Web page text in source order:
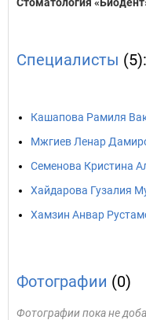
Специалисты (5):
Кашапова Рамиля
Мжгиев Ленар
Семенова Кристина
Хайдарова Гузалия
Хамзин Анвар
Фотографии (0)
Фотографии пока не